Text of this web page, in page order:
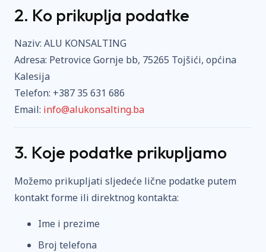
2. Ko prikuplja podatke
Naziv: ALU KONSALTING
Adresa: Petrovice Gornje bb, 75265 Tojšići, općina
Kalesija
Telefon: +387 35 631 686
Email: info@alukonsalting.ba
3. Koje podatke prikupljamo
Možemo prikupljati sljedeće lične podatke putem
kontakt forme ili direktnog kontakta:
Ime i prezime
Broj telefona